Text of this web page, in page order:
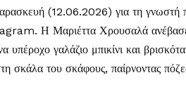
(12.06.2026) για τη γνωστή
Η Μαριέττα Χρουσαλά
υπέροχο γαλάζιο μπικίνι και
σκάλα του σκάφους, παίρνοντας